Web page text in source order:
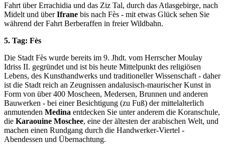
Fahrt über Errachidia und das Ziz Tal, durch das Atlasgebirge, nach
Midelt und überIfrane bis nach Fès - mit etwas Glück sehen Sie
während der Fahrt Berberaffen in freier Wildbahn.
5. Tag: Fès
Die Stadt Fès wurde bereits im 9. Jhdt. vom Herrscher Moulay
Idriss II. gegründet und ist bis heute Mittelpunkt des religiösen
Lebens, des Kunsthandwerks und traditioneller Wissenschaft - daher
ist die Stadt reich an Zeugnissen andalusisch-maurischer Kunst in
Form von über 400 Moscheen, Medersen, Brunnen und anderen
Bauwerken - bei einer Besichtigung (zu Fuß) der mittelalterlich
anmutenden Medina entdecken Sie unter anderem die Koranschule,
die Karaouine Moschee, eine der ältesten der arabischen Welt, und
machen einen Rundgang durch die Handwerker-Viertel -
Abendessen und Übernachtung.